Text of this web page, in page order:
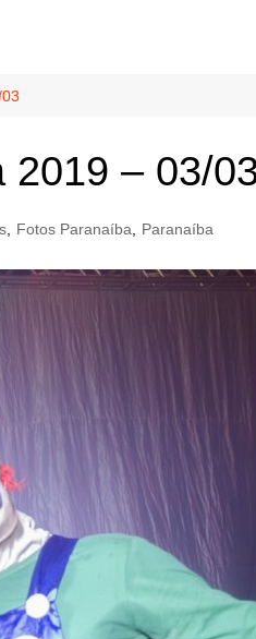
2019 – 03/
Fotos Paranaíba Paranaíba